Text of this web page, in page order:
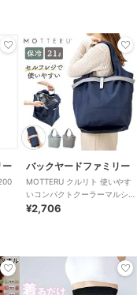
ー バックヤードファミリー
MOTTERU クルリト 使いやす
いコンパクトクーラーマルシェ
バッグ
¥2,706